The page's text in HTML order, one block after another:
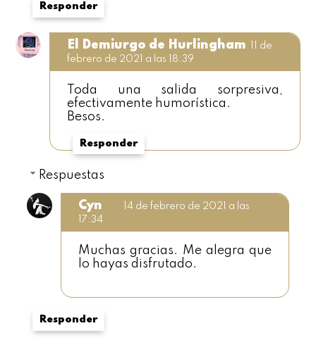
Responder
El Demiurgo de Hurlingham
11 de
febrero de 2021 a las 18:39
Toda una salida sorpresiva,
efectivamente humorística.
Besos.
Responder
Respuestas
Cyn
14 de febrero de 2021 a las
17:34
Muchas gracias. Me alegra que
lo hayas disfrutado.
Responder